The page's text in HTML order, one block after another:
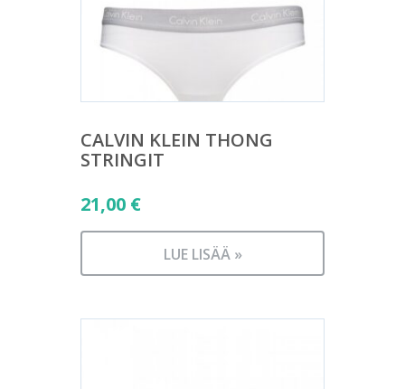
CALVIN KLEIN THONG
STRINGIT
21,00 €
LUE LISÄÄ »